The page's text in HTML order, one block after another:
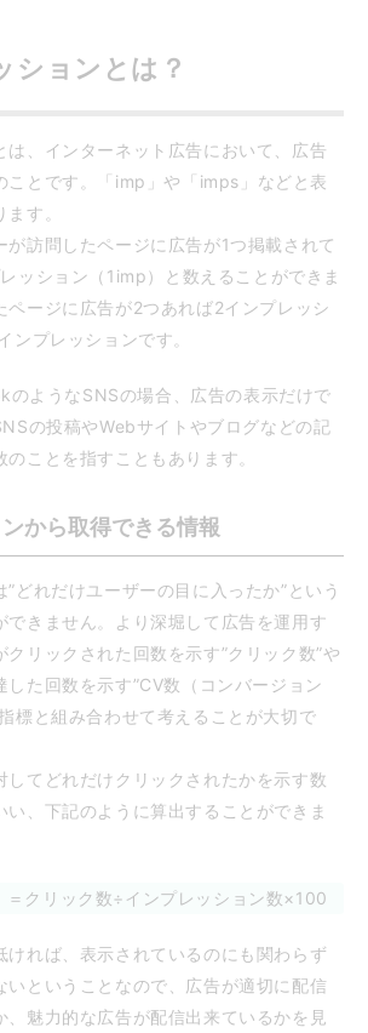
ションとは？
は、インターネット広告において、広告
ことです。「imp」や「imps」などと表
す。
が訪問したページに広告が1つ掲載されて
ッション（1imp）と数えることができま
ページに広告が2つあれば2インプレッシ
ンプレッションです。
ようなSNSの場合、広告の表示だけで
の投稿やWebサイトやブログなどの記
ことを指すこともあります。
から取得できる情報
”どれだけユーザーの目に入ったか”という
できません。より深堀して広告を運用す
クリックされた回数を示す”クリック数”や
した回数を示す”CV数（コンバージョン
標と組み合わせて考えることが大切で
してどれだけクリックされたかを示す数
い、下記のように算出することができま
＝クリック数÷インプレッション数×100
ければ、表示されているのにも関わらず
いということなので、広告が適切に配信
、魅力的な広告が配信出来ているかを見